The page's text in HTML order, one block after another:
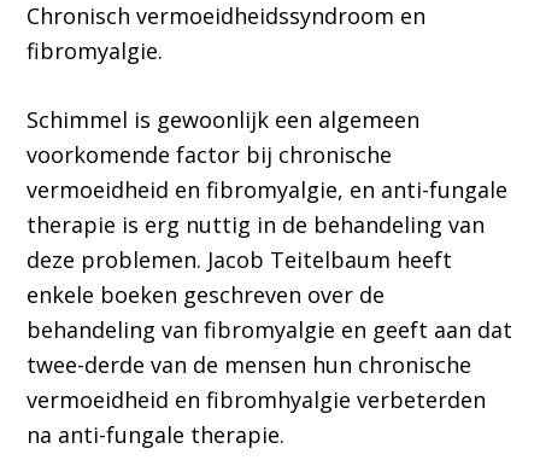
Chronisch vermoeidheidssyndroom en
fibromyalgie.
Schimmel is gewoonlijk een algemeen
voorkomende factor bij chronische
vermoeidheid en fibromyalgie, en anti-fungale
therapie is erg nuttig in de behandeling van
deze problemen. Jacob Teitelbaum heeft
enkele boeken geschreven over de
behandeling van fibromyalgie en geeft aan dat
twee-derde van de mensen hun chronische
vermoeidheid en fibromhyalgie verbeterden
na anti-fungale therapie.